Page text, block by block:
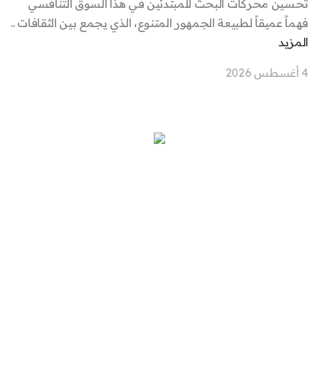
تحسين محركات البحث للمبتدئين في هذا السوق التنافسي
فهماً عميقاً لطبيعة الجمهور المتنوع، الذي يجمع بين الثقافات ..
المزيد
4 أغسطس 2026